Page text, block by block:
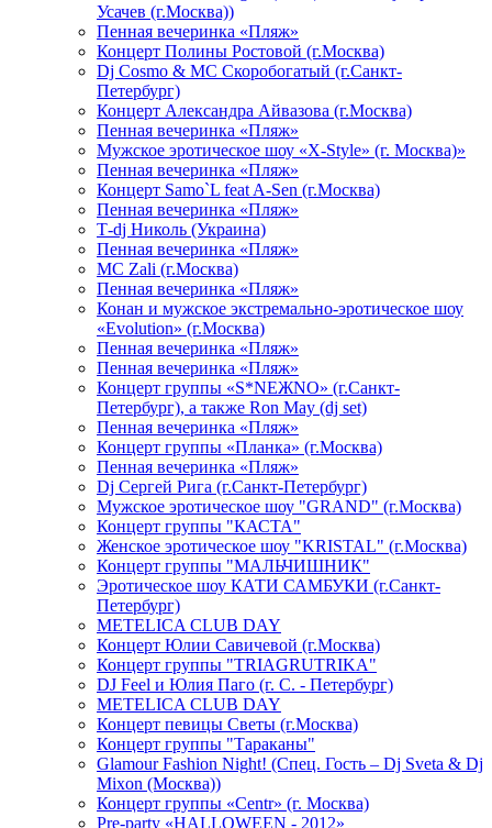
Усачев (г.Москва))
Пенная вечеринка «Пляж»
Концерт Полины Ростовой (г.Москва)
Dj Cosmo & МС Скоробогатый (г.Санкт-
Петербург)
Концерт Александра Айвазова (г.Москва)
Пенная вечеринка «Пляж»
Мужское эротическое шоу «X-Style» (г. Москва)»
Пенная вечеринка «Пляж»
Концерт Samo`L feat A-Sen (г.Москва)
Пенная вечеринка «Пляж»
Т-dj Николь (Украина)
Пенная вечеринка «Пляж»
МС Zali (г.Москва)
Пенная вечеринка «Пляж»
Конан и мужское экстремально-эротическое шоу
«Evolution» (г.Москва)
Пенная вечеринка «Пляж»
Пенная вечеринка «Пляж»
Концерт группы «S*NEЖNO» (г.Санкт-
Петербург), а также Ron May (dj set)
Пенная вечеринка «Пляж»
Концерт группы «Планка» (г.Москва)
Пенная вечеринка «Пляж»
Dj Сергей Рига (г.Санкт-Петербург)
Мужское эротическое шоу "GRAND" (г.Москва)
Концерт группы "КАСТА"
Женское эротическое шоу "KRISTAL" (г.Москва)
Концерт группы "МАЛЬЧИШНИК"
Эротическое шоу КАТИ САМБУКИ (г.Санкт-
Петербург)
METELICA CLUB DAY
Концерт Юлии Савичевой (г.Москва)
Концерт группы "TRIAGRUTRIKA"
DJ Feel и Юлия Паго (г. С. - Петербург)
METELICA CLUB DAY
Концерт певицы Светы (г.Москва)
Концерт группы "Тараканы"
Glamour Fashion Night! (Спец. Гость – Dj Sveta & Dj
Mixon (Москва))
Концерт группы «Centr» (г. Москва)
Pre-party «HALLOWEEN - 2012»